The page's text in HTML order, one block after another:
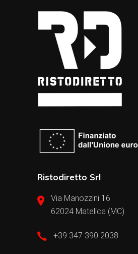
Ristodiretto Srl
Via Manozzini 16
62024 Matelica (MC)
+39 347 390 2038